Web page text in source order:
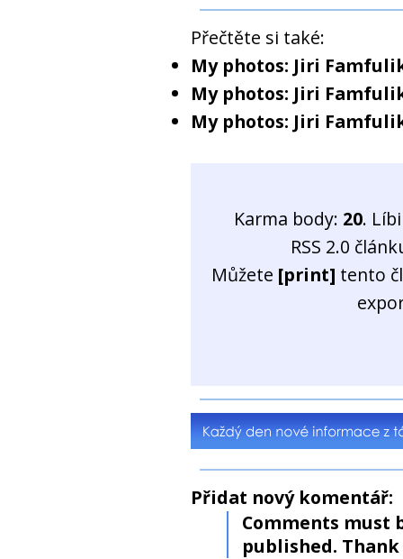
Přečtěte si také:
My photos: Jiri
My photos: Jiri
My photos: Jiri
Karma body: 20.
RSS 2.0
Můžete [print] tento
Přidat nový komentář:
Comments must
published. Thank